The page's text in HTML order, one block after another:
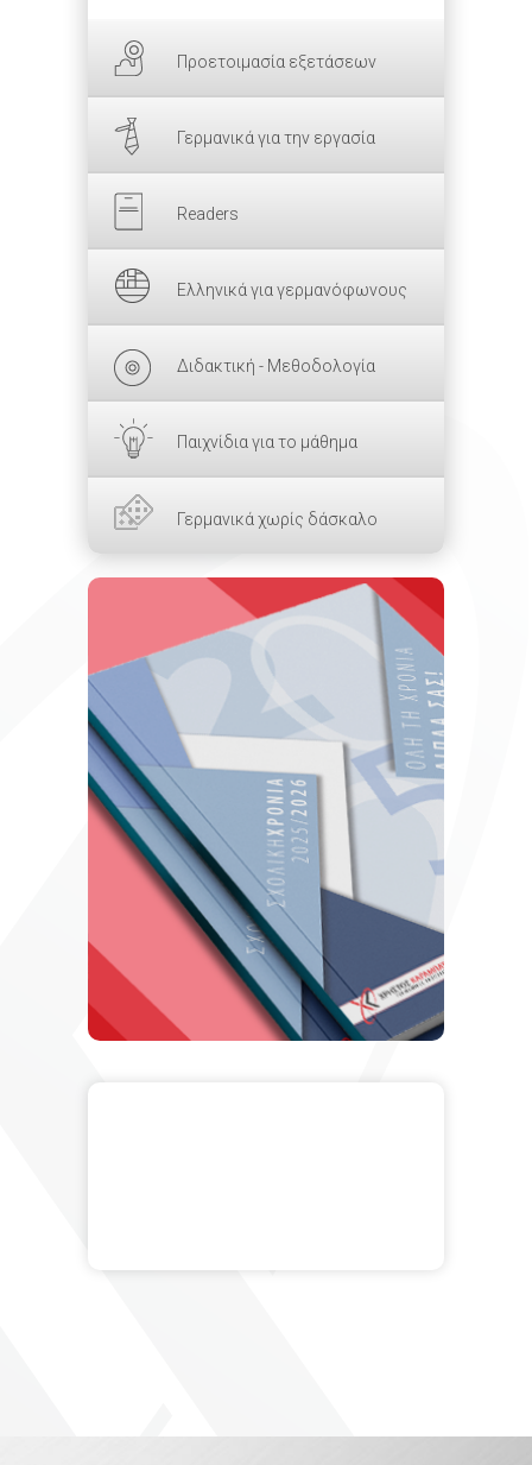
Προετοιμασία εξετάσεων
Γερμανικά για την εργασία
Readers
Ελληνικά για γερμανόφωνους
Διδακτική - Μεθοδολογία
Παιχνίδια για το μάθημα
Γερμανικά χωρίς δάσκαλο